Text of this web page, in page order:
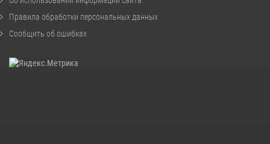
Правила обработки персональных данных
Сообщить об ошибках